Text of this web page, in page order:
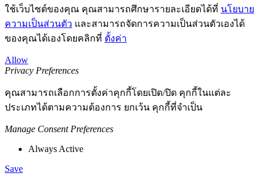
ใช้เว็บไซต์ของคุณ คุณสามารถศึกษารายละเอียดได้ที่ นโยบาย
ความเป็นส่วนตัว และสามารถจัดการความเป็นส่วนตัวเองได้
ของคุณได้เองโดยคลิกที่ ตั้งค่า
Allow
Privacy Preferences
คุณสามารถเลือกการตั้งค่าคุกกี้โดยเปิด/ปิด คุกกี้ในแต่ละ
ประเภทได้ตามความต้องการ ยกเว้น คุกกี้ที่จำเป็น
Manage Consent Preferences
Always Active
Save